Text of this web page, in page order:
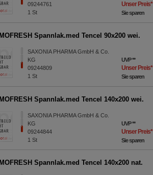
09244761
1St
Unser Preis*
Sie sparen
Spannlak.med Tencel 90x200 wei.
SAXONIA PHARMA GmbH & Co.
KG
09244809
1St
UVP**
Unser Preis*
Sie sparen
Spannlak.med Tencel 140x200 wei.
SAXONIA PHARMA GmbH & Co.
KG
09244844
1St
UVP**
Unser Preis*
Sie sparen
Spannlak.med Tencel 140x200 nat.